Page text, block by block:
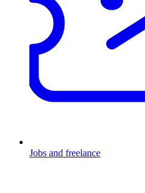
Jobs and freelance